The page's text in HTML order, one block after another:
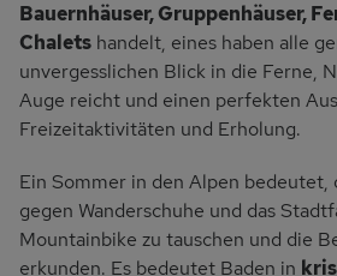
Bauernhäuser, Gruppenhäuser,
Chalets handelt, eines haben alle
unvergesslichen Blick in die Ferne,
Auge reicht und einen perfekten
Freizeitaktivitäten und Erholung.
Ein Sommer in den Alpen bedeutet,
gegen Wanderschuhe und das
Mountainbike zu tauschen und die
erkunden. Es bedeutet Baden in